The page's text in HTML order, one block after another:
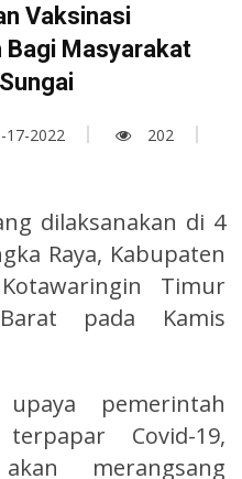
Vaksinasi
Bagi Masyarakat
17-2022
202
dilaksanakan di 4
Raya, Kabupaten
Timur
pada Kamis
pemerintah
Covid-19,
merangsang